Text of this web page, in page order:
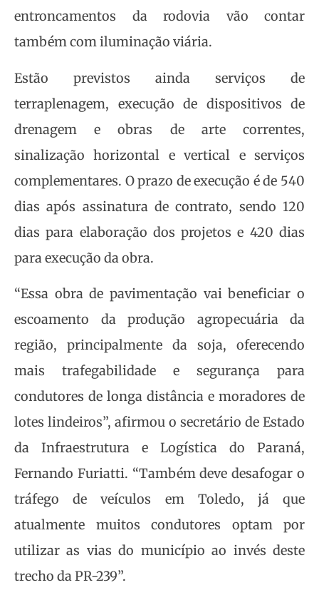
entroncamentos da rodovia vão contar
também com iluminação viária.
Estão previstos ainda serviços de
terraplenagem, execução de dispositivos de
drenagem e obras de arte correntes,
sinalização horizontal e vertical e serviços
complementares. O prazo de execução é de 540
dias após assinatura de contrato, sendo 120
dias para elaboração dos projetos e 420 dias
para execução da obra.
“Essa obra de pavimentação vai beneficiar o
escoamento da produção agropecuária da
região, principalmente da soja, oferecendo
mais trafegabilidade e segurança para
condutores de longa distância e moradores de
lotes lindeiros”, afirmou o secretário de Estado
da Infraestrutura e Logística do Paraná,
Fernando Furiatti. “Também deve desafogar o
tráfego de veículos em Toledo, já que
atualmente muitos condutores optam por
utilizar as vias do município ao invés deste
trecho da PR-239”.